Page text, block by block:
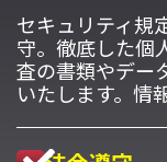
セキュリティ規
守。徹底した個
査の書類やデー
いたします。情